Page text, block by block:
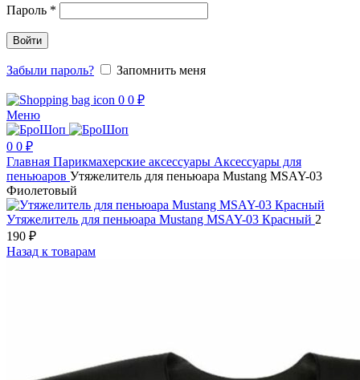
Пароль *
Войти
Забыли пароль? Запомнить меня
0 0 ₽
Меню
0 0 ₽
Главная Парикмахерские аксессуары Аксессуары для
пеньюаров Утяжелитель для пеньюара Mustang MSAY-03
Фиолетовый
Утяжелитель для пеньюара Mustang MSAY-03 Красный 2
190 ₽
Назад к товарам